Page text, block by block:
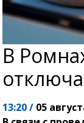
В
13:20 / 05